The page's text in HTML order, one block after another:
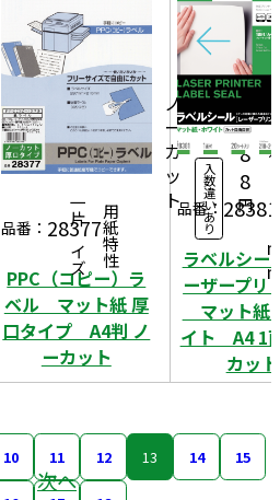
一片サイズ用紙特性
品番： 28377
PPC（コピー）ラ
ベル マット紙 厚
口タイプ A4判 ノ
ーカット
ノ
ー
カ
ッ
ト
20
シ
ー
ト
入
数
違
い
あ
り
2,
2
8
8
円
2
1
0
9
7
品番： 28381
ラベルシー
ーザープリ
マット紙
イト A4 1
カット
10 11 12 13 14 15
次へ